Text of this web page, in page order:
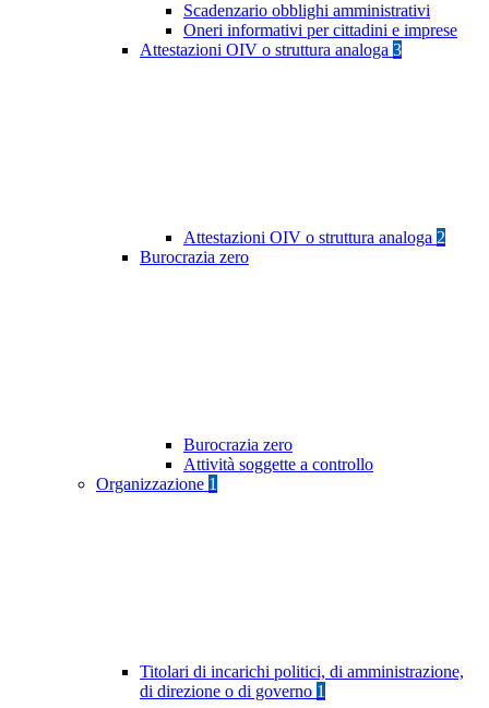
Scadenzario obblighi amministrativi
Oneri informativi per cittadini e imprese
Attestazioni OIV o struttura analoga 3
Attestazioni OIV o struttura analoga 2
Burocrazia zero
Burocrazia zero
Attività soggette a controllo
Organizzazione 1
Titolari di incarichi politici, di amministrazione,
di direzione o di governo 1